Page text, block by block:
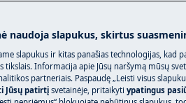
naudoja slapukus, skirtus
slapukus ir kitas panašias technologijas, kad
tikslais. Informacija apie Jūsų naršymą mūsų
partneriais. Paspaudę „Leisti visus
Jūsų patirtįsvetainėje, pritaikyti ypatingus